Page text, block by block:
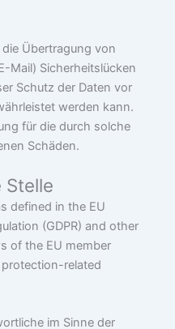
Übertragung von
Mail) Sicherheitslücken
Schutz der Daten vor
werden kann.
für die durch solche
Schäden.
Stelle
defined in the EU
(GDPR) and other
of the EU member
related
im Sinne der